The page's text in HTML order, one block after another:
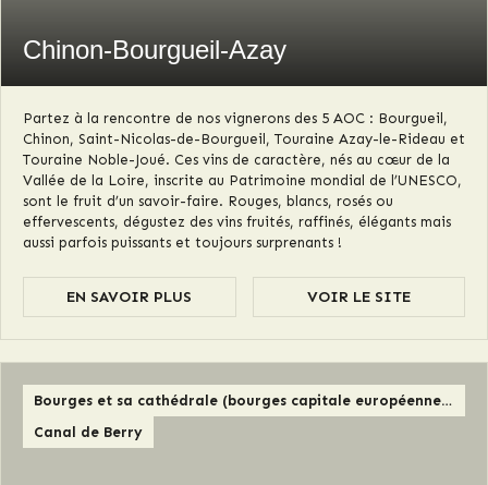
Chinon-Bourgueil-Azay
Partez à la rencontre de nos vignerons des 5 AOC : Bourgueil,
Chinon, Saint-Nicolas-de-Bourgueil, Touraine Azay-le-Rideau et
Touraine Noble-Joué. Ces vins de caractère, nés au cœur de la
Vallée de la Loire, inscrite au Patrimoine mondial de l’UNESCO,
sont le fruit d’un savoir-faire. Rouges, blancs, rosés ou
effervescents, dégustez des vins fruités, raffinés, élégants mais
aussi parfois puissants et toujours surprenants !
EN SAVOIR PLUS VOIR LE SITE
Bourges et sa cathédrale (bourges capitale européenne de la culture 2028)
Canal de Berry